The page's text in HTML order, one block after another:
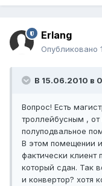
Erlang
Опубликовано
В 15.06.2010 в
Вопрос! Есть
троллейбусным ,
полуподвальное
В этом помещении
фактически клиент
который сдан. Так
и конвертор? хотя